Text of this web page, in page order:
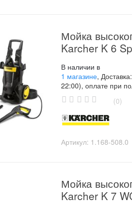
Мойка
Karcher K 6
В наличии в
1 магазине,
22:00), оплате при
o
u
o
(0)
Артикул: 1.168-508.0
Мойка
Karcher K 7